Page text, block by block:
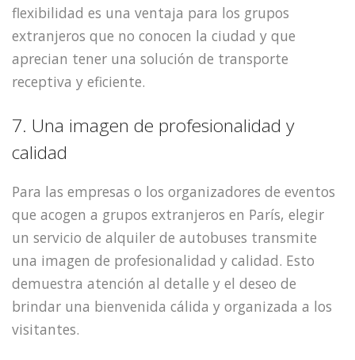
flexibilidad es una ventaja para los grupos
extranjeros que no conocen la ciudad y que
aprecian tener una solución de transporte
receptiva y eficiente.
7. Una imagen de profesionalidad y
calidad
Para las empresas o los organizadores de eventos
que acogen a grupos extranjeros en París, elegir
un servicio de alquiler de autobuses transmite
una imagen de profesionalidad y calidad. Esto
demuestra atención al detalle y el deseo de
brindar una bienvenida cálida y organizada a los
visitantes.